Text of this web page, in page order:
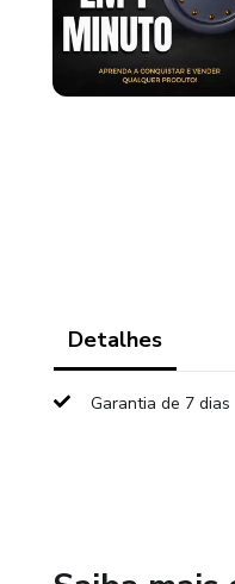
Detalhes
Garantia de 7 dias